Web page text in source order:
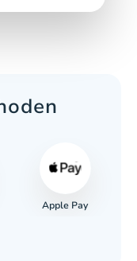
Apple Pay